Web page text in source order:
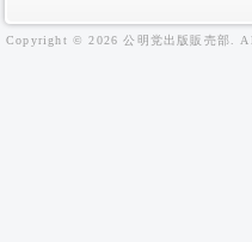
Copyright © 2026 公明党出版販売部.